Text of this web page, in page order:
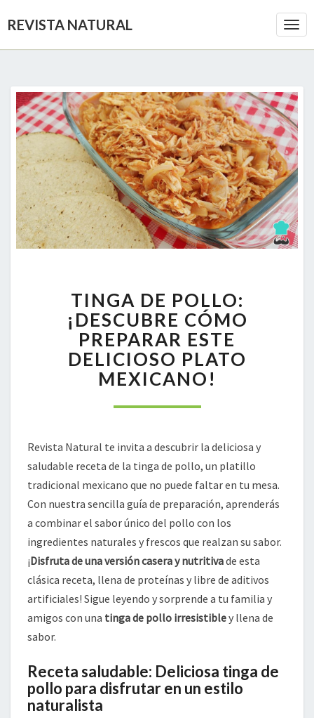
REVISTA NATURAL
DE
POLLO:
¡DESCUBRE
CÓMO
PREPARAR
ESTE
PLATO
TINGA DE POLLO:
¡DESCUBRE CÓMO
PREPARAR ESTE
DELICIOSO PLATO
MEXICANO!
Revista Natural te invita a descubrir la deliciosa y
saludable receta de la tinga de pollo, un platillo
tradicional mexicano que no puede faltar en tu mesa.
Con nuestra sencilla guía de preparación, aprenderás
a combinar el sabor único del pollo con los
ingredientes naturales y frescos que realzan su sabor.
¡Disfruta de una versión casera y nutritivade esta
clásica receta, llena de proteínas y libre de aditivos
artificiales! Sigue leyendo y sorprende a tu familia y
amigos con una tinga de pollo irresistibley llena de
sabor.
Receta saludable: Deliciosa tinga de
pollo para disfrutar en un estilo
naturalista